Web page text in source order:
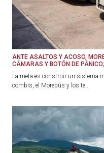
ANTE ASALTOS Y ACOSO,
CÁMARAS Y BOTÓN DE
La meta es construir un sistema
combis, el Morebús y los te...